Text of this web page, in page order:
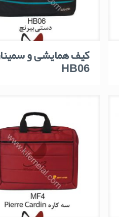
کیف همایشی و
HB06